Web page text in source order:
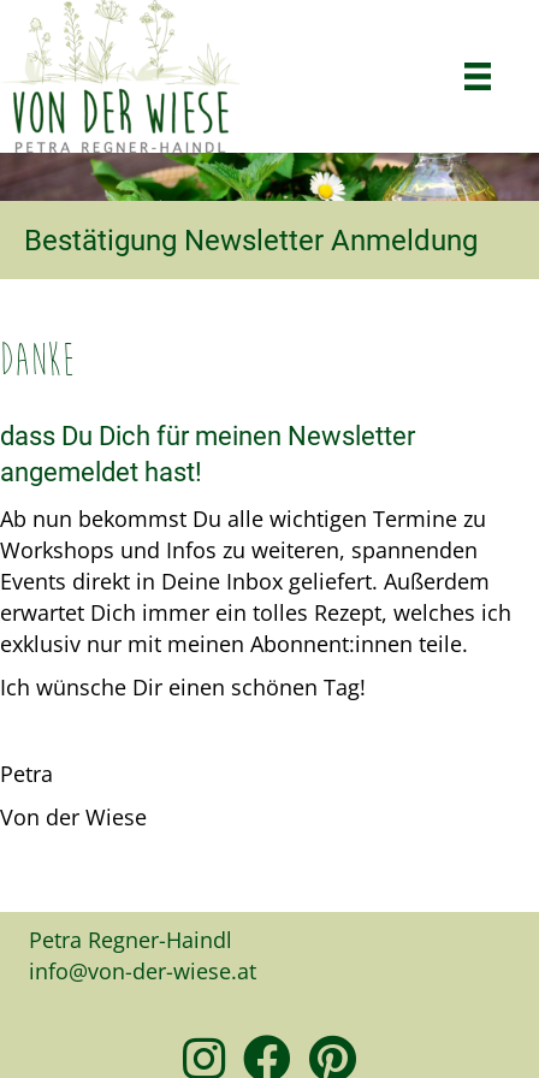
Bestätigung Newsletter Anmeldung
DANKE
dass Du Dich für meinen Newsletter
angemeldet hast!
Ab nun bekommst Du alle wichtigen Termine zu
Workshops und Infos zu weiteren, spannenden
Events direkt in Deine Inbox geliefert. Außerdem
erwartet Dich immer ein tolles Rezept, welches ich
exklusiv nur mit meinen Abonnent:innen teile.
Ich wünsche Dir einen schönen Tag!
Petra
Von der Wiese
Petra Regner-Haindl
info@von-der-wiese.at